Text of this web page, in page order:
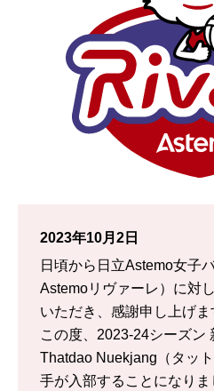
2023年10月2日
日頃から日立Astemo女子
Astemoリヴァーレ）に対
いただき、感謝申し上げま
この度、2023-24シーズン
Thatdao Nuekjang（タッ
手が入部することになり